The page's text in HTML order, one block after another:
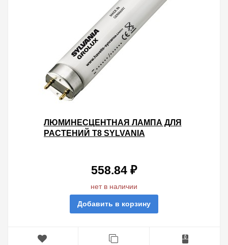
ЛЮМИНЕСЦЕНТНАЯ ЛАМПА ДЛЯ
РАСТЕНИЙ T8 SYLVANIA
558.84 ₽
нет в наличии
Добавить в корзину